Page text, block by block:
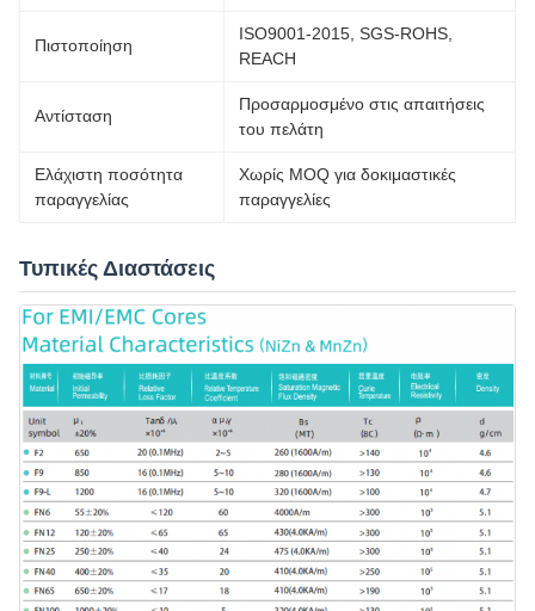
Πιστοποίηση
ISO9001-2015, SGS-ROHS,
REACH
Αντίσταση
Προσαρμοσμένο στις απαιτήσεις
του πελάτη
Ελάχιστη ποσότητα
παραγγελίας
Χωρίς MOQ για δοκιμαστικές
παραγγελίες
Τυπικές Διαστάσεις